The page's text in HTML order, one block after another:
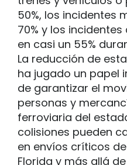
50%, los incidentes
70% y los
en casi un 55%
La reducción de
ha jugado un papel
de garantizar el
personas y
ferroviaria del
colisiones pueden
en envíos críticos
Florida y más allá